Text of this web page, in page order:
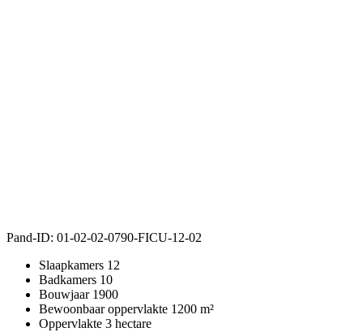
Pand-ID: 01-02-02-0790-FICU-12-02
Slaapkamers 12
Badkamers 10
Bouwjaar 1900
Bewoonbaar oppervlakte 1200 m²
Oppervlakte 3 hectare